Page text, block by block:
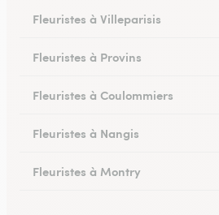
Fleuristes à Villeparisis
Fleuristes à Provins
Fleuristes à Coulommiers
Fleuristes à Nangis
Fleuristes à Montry